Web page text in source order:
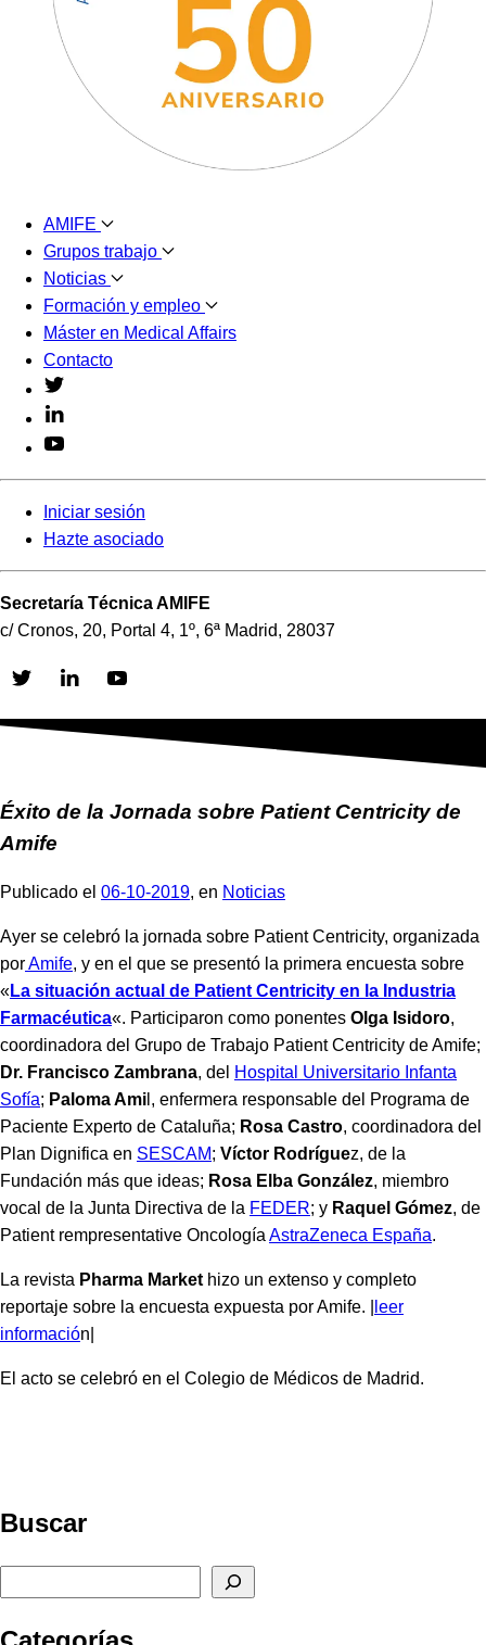
AMIFE
Grupos trabajo
Noticias
Formación y empleo
Máster en Medical Affairs
Contacto
Iniciar sesión
Hazte asociado
Secretaría Técnica AMIFE
c/ Cronos, 20, Portal 4, 1º, 6ª Madrid, 28037
Skip
Éxito de la Jornada sobre Patient Centricity de
Amife
Publicado el 06-10-2019, en Noticias
Ayer se celebró la jornada sobre Patient Centricity, organizada
porAmife, y en el que se presentó la primera encuesta sobre
«La situación actual de Patient Centricity en la Industria
Farmacéutica«. Participaron como ponentes Olga Isidoro,
coordinadora del Grupo de Trabajo Patient Centricity de Amife;
Dr. Francisco Zambrana, del Hospital Universitario Infanta
Sofía; Paloma Ami l, enfermera responsable del Programa de
Paciente Experto de Cataluña; Rosa Castro, coordinadora del
Plan Dignifica en SESCAM; Víctor Rodríguez, de la
Fundación más que ideas; Rosa Elba González, miembro
vocal de la Junta Directiva de la FEDER; y Raquel Gómez, de
Patient rempresentative OncologíaAstraZeneca España.
La revista Pharma Markethizo un extenso y completo
reportaje sobre la encuesta expuesta por Amife. |
leer
información|
El acto se celebró en el Colegio de Médicos de Madrid.
Buscar